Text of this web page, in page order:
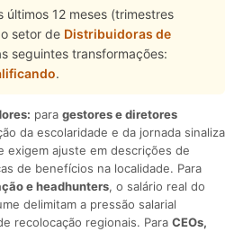
últimos 12 meses (trimestres
setor de Distribuidoras de
seguintes transformações:
.
para gestores e diretores
da escolaridade e da jornada sinaliza
exigem ajuste em descrições de
de benefícios na localidade. Para
e headhunters, o salário real do
delimitam a pressão salarial
recolocação regionais. Para CEOs,